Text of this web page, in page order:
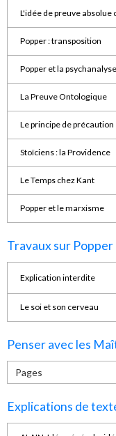
L'idée de preuve absolue
Popper : transposition
Popper et la psychanalyse
La Preuve Ontologique
Le principe de précaution
Stoïciens : la Providence
Le Temps chez Kant
Popper et le marxisme
Travaux sur Popper
Explication interdite
Le soi et son cerveau
Penser avec les
Explications de